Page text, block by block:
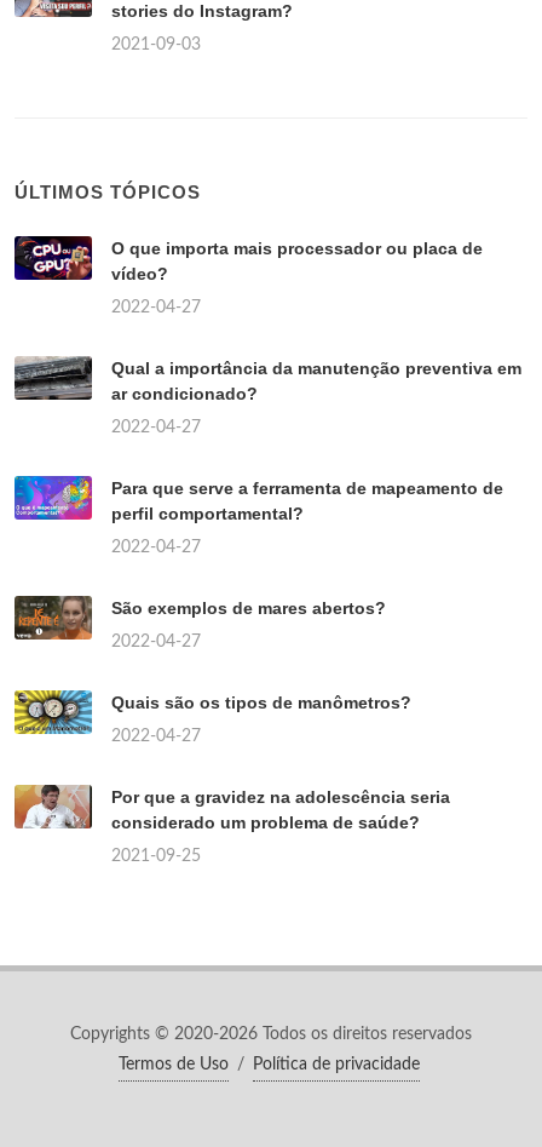
stories do Instagram?
2021-09-03
ÚLTIMOS TÓPICOS
O que importa mais processador ou placa de
vídeo?
2022-04-27
Qual a importância da manutenção preventiva em
ar condicionado?
2022-04-27
Para que serve a ferramenta de mapeamento de
perfil comportamental?
2022-04-27
São exemplos de mares abertos?
2022-04-27
Quais são os tipos de manômetros?
2022-04-27
Por que a gravidez na adolescência seria
considerado um problema de saúde?
2021-09-25
Copyrights © 2020-2026 Todos os direitos reservados
Termos de Uso / Política de privacidade